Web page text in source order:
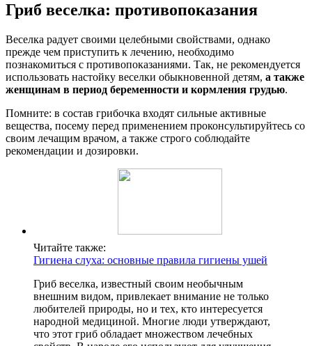
Гриб веселка: противопоказания
Веселка радует своими целебными свойствами, однако
прежде чем приступить к лечению, необходимо
познакомиться с противопоказаниями. Так, не рекомендуется
использовать настойку веселки обыкновенной детям, а также
женщинам в период беременности и кормления грудью.
Помните: в состав грибочка входят сильные активные
вещества, посему перед применением проконсультируйтесь со
своим лечащим врачом, а также строго соблюдайте
рекомендации и дозировки.
Читайте также:
Гигиена слуха: основные правила гигиены ушей
Гриб веселка, известный своим необычным
внешним видом, привлекает внимание не только
любителей природы, но и тех, кто интересуется
народной медициной. Многие люди утверждают,
что этот гриб обладает множеством лечебных